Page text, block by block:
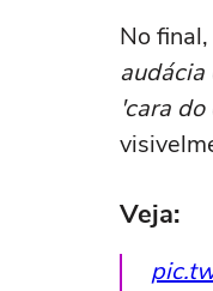
No
audácia
'cara
Veja: